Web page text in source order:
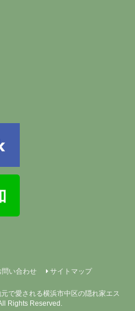
問い合わせ サイトマップ
で愛される横浜市中区の隠れ家エス
Rights Reserved.